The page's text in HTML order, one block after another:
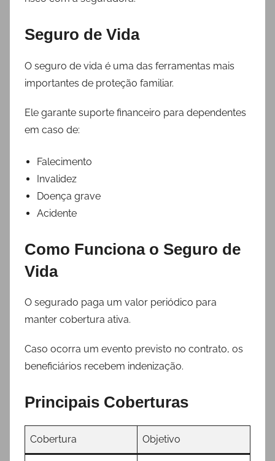
Seguro de Vida
O seguro de vida é uma das ferramentas mais
importantes de proteção familiar.
Ele garante suporte financeiro para dependentes
em caso de:
Falecimento
Invalidez
Doença grave
Acidente
Como Funciona o Seguro de
Vida
O segurado paga um valor periódico para
manter cobertura ativa.
Caso ocorra um evento previsto no contrato, os
beneficiários recebem indenização.
Principais Coberturas
Cobertura Objetivo